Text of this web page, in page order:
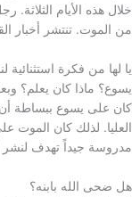
خلال هذه الأيام الثلاثة.
من الموت. تنتشر أخبار
يا لها من فكرة
يسوع؟ ماذا كان يعلم؟
كان على يسوع ببساطة
العليا. لذلك كان الموت
مدروسة جيداً تهدف لنشر
هل ضحى الله بابنه؟